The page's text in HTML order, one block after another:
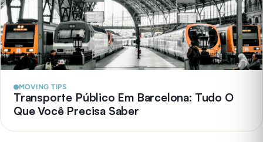
MOVING TIPS
Transporte Público Em Barcelona: Tudo O
Que Você Precisa Saber